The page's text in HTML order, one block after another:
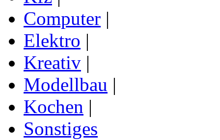
Computer |
Elektro |
Kreativ |
Modellbau |
Kochen |
Sonstiges